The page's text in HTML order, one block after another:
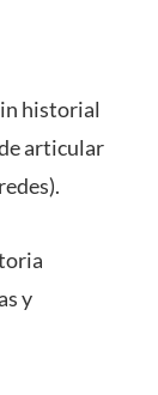
historial
articular
y